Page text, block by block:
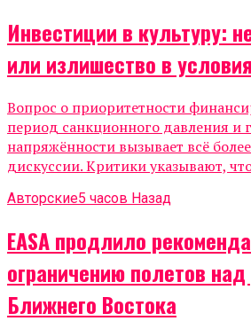
Инвестиции в культуру:
или излишество в
Вопрос о приоритетности
период санкционного давления и
напряжённости вызывает всё
дискуссии. Критики указывают,
Авторские5 часов Назад
EASA продлило
ограничению полетов
Ближнего Востока